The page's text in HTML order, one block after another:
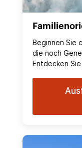
Beginnen Sie
die noch
Entdecken